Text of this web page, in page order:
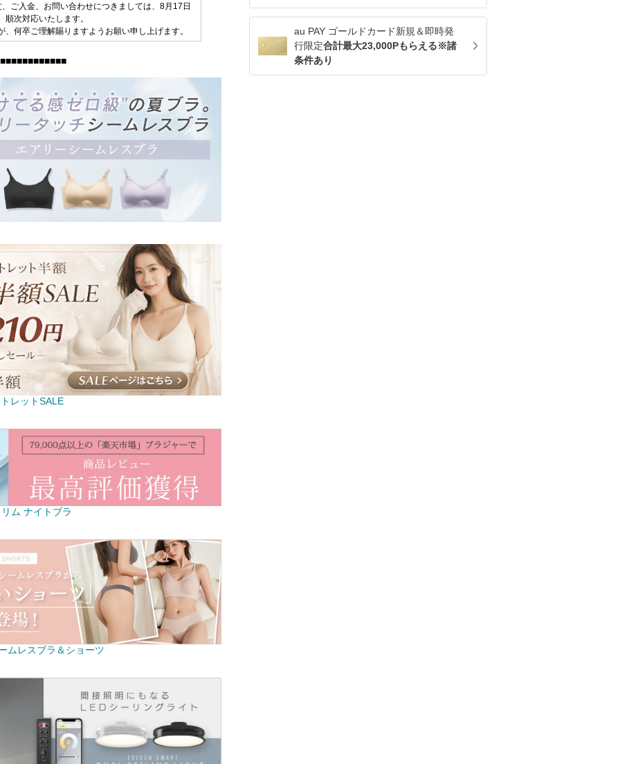
au PAY ゴールドカード新規＆即時発
行限定合計最大23,000Pもらえる※諸
条件あり
ご入金、お問い合わせにつきましては、8月17日
順次対応いたします。
何卒ご理解賜りますようお願い申し上げます。
レットSALE
ム ナイトブラ
ムレスブラ＆ショーツ